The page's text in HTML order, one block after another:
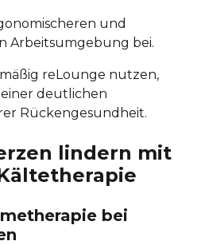
und
Arbeitsumgebung bei.
reLounge nutzen,
deutlichen
Rückengesundheit.
lindern mit
bei